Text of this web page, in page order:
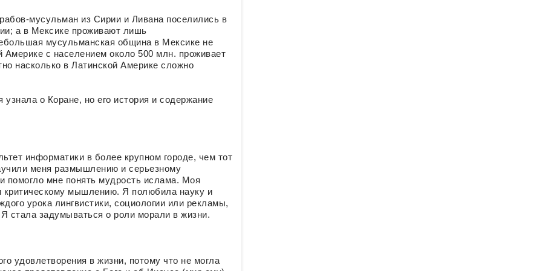
мусульман из Сирии и Ливана поселились в
а в Мексике проживают лишь
мусульманская община в Мексике не
Америке с населением около 500 млн. проживает
насколько в Латинской Америке сложно
о Коране, но его история и содержание
информатики в более крупном городе, чем тот
меня размышлению и серьезному
помогло мне понять мудрость ислама. Моя
критическому мышлению. Я полюбила науку и
урока лингвистики, социологии или рекламы,
стала задумываться о роли морали в жизни.
удовлетворения в жизни, потому что не могла